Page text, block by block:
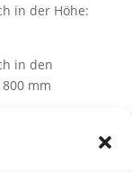
in der Höhe:
in den
mm